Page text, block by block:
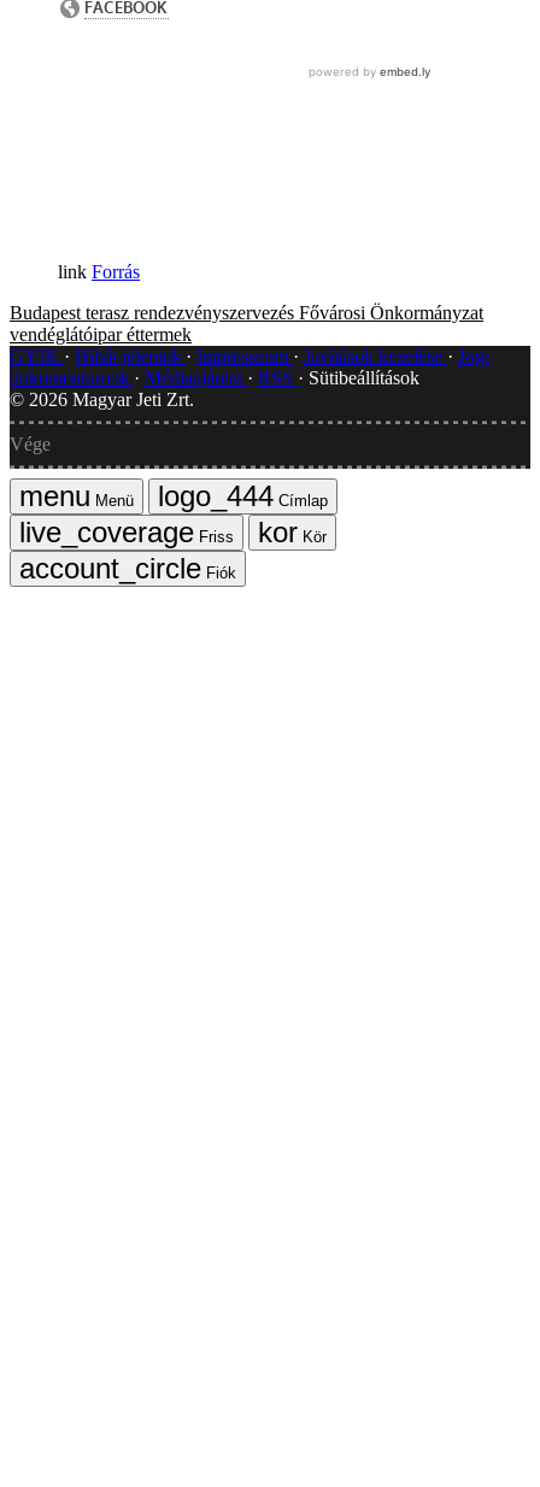
Forrás
Budapest terasz rendezvényszervezés Fővárosi Önkormányzat
vendéglátóipar éttermek
GYIK
Hibát jelentek Impresszum Javítások kezelése
Jogi
dokumentumok
Médiaajánlat RSS
Sütibeállítások
© 2026 Magyar Jeti Zrt.
Vége
Menü
Címlap
Friss
Kör
Fiók